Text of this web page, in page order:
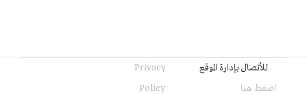
للأتصال بإدارة الموقع
اضغط هنا
Privacy
Policy